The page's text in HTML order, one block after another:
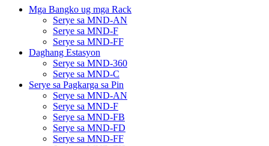
Mga Bangko ug mga Rack
Serye sa MND-AN
Serye sa MND-F
Serye sa MND-FF
Daghang Estasyon
Serye sa MND-360
Serye sa MND-C
Serye sa Pagkarga sa Pin
Serye sa MND-AN
Serye sa MND-F
Serye sa MND-FB
Serye sa MND-FD
Serye sa MND-FF